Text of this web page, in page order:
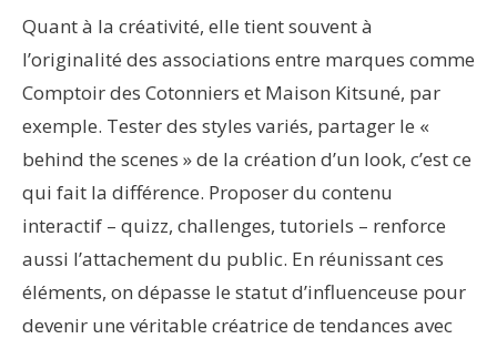
Quant à la créativité, elle tient souvent à
l’originalité des associations entre marques comme
Comptoir des Cotonniers et Maison Kitsuné, par
exemple. Tester des styles variés, partager le «
behind the scenes » de la création d’un look, c’est ce
qui fait la différence. Proposer du contenu
interactif – quizz, challenges, tutoriels – renforce
aussi l’attachement du public. En réunissant ces
éléments, on dépasse le statut d’influenceuse pour
devenir une véritable créatrice de tendances avec